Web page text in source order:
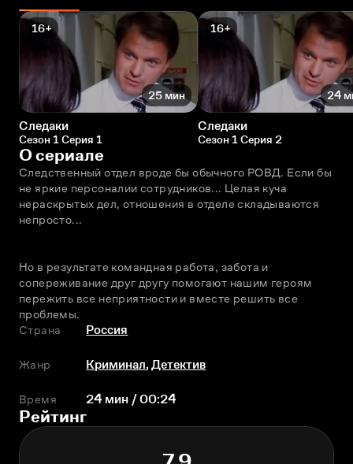
16+
25 мин
Следаки
Сезон 1 Серия 1
16+
24
Следаки
Сезон 1 Серия 2
О сериале
Следственный отдел вроде бы обычного РОВД. Если бы
не яркие персоналии сотрудников... Целая куча
нераскрытых дел, отношения в отделе складываются
непросто...
Но в результате командная работа, забота и
сопереживание друг другу помогают нашим героям
пережить все неприятности и вместе решить все
проблемы.
Страна
Россия
Жанр Криминал,Детектив
Время 24 мин / 00:24
Рейтинг